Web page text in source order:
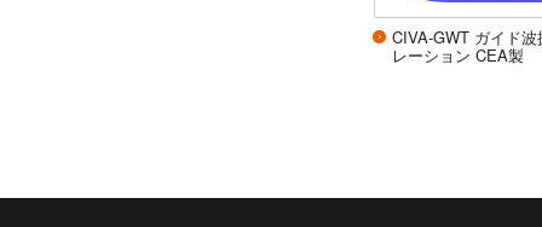
CIVA-GWT ガイド
レーション CEA製